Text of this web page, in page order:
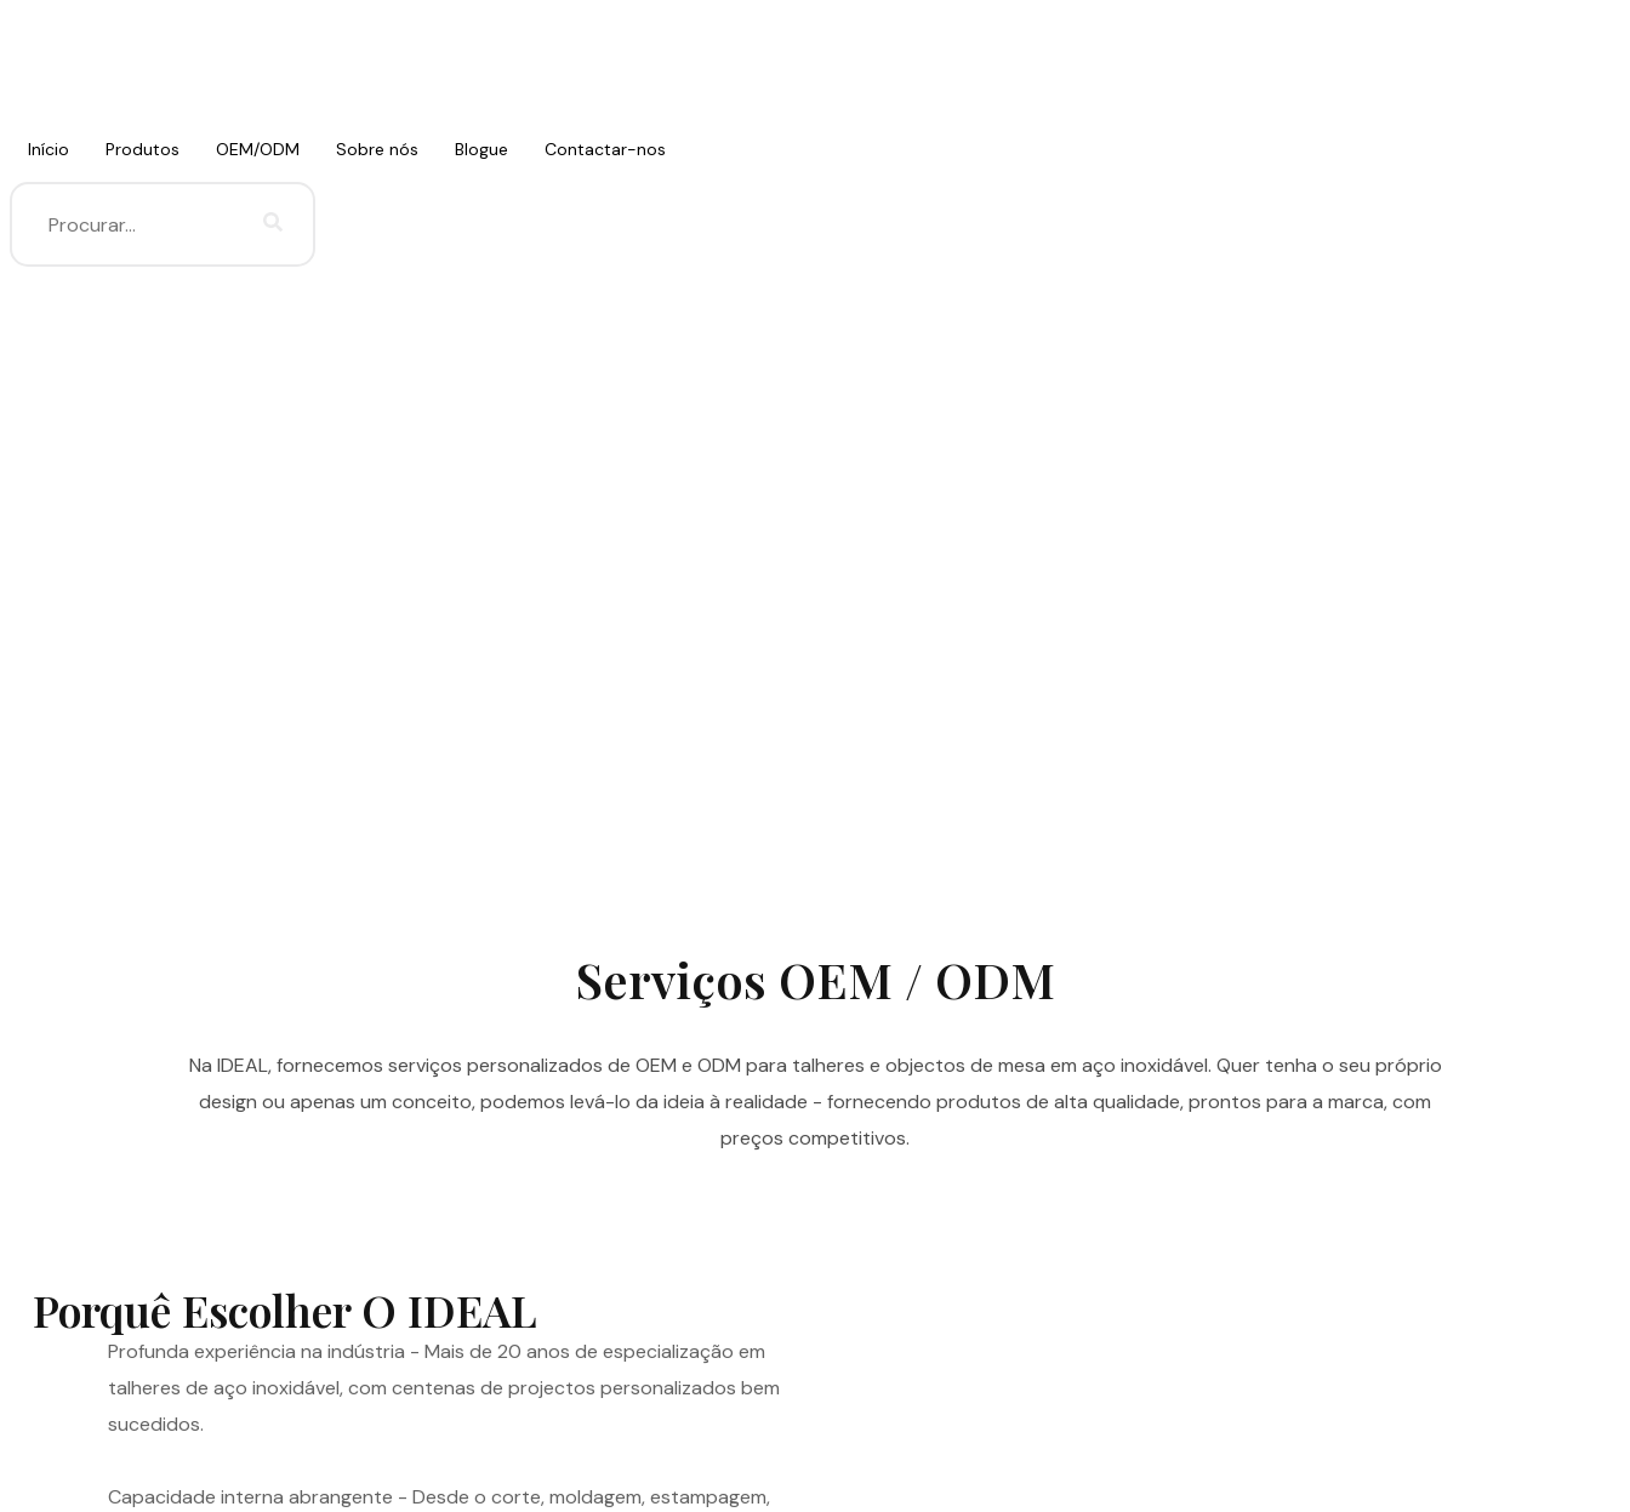
Início Produtos OEM/ODM Sobre nós Blogue Contactar-nos
Serviços OEM / ODM
Na IDEAL, fornecemos serviços personalizados de OEM e ODM para talheres e objectos de mesa em aço inoxidável. Quer tenha o seu próprio
design ou apenas um conceito, podemos levá-lo da ideia à realidade - fornecendo produtos de alta qualidade, prontos para a marca, com
preços competitivos.
Porquê Escolher O IDEAL
Profunda experiência na indústria - Mais de 20 anos de especialização em
talheres de aço inoxidável, com centenas de projectos personalizados bem
sucedidos.
Capacidade interna abrangente - Desde o corte, moldagem, estampagem,